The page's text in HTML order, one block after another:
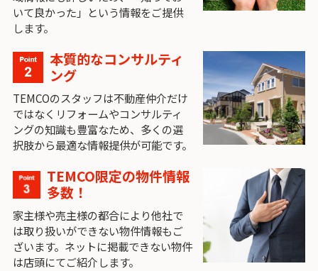
いて良かった」という情報をご提供
します。
本質的なコンサルティ
ング
TEMCOのスタッフは不動産仲介だけ
ではなくリフォームやコンサルティ
ングの知識も豊富なため、多くの選
択肢から最適な情報提供が可能です。
TEMCO限定の物件情報
多数！
家主様や売主様の都合により他社で
は取り扱いができない物件情報もご
ざいます。ネットに掲載できない物件
は店頭にてご紹介します。